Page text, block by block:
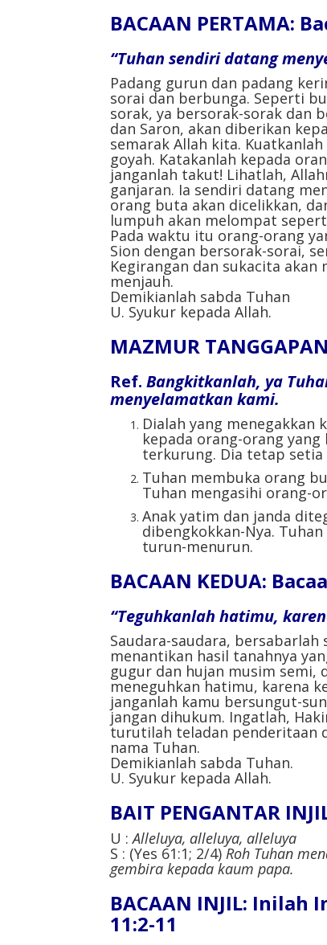
BACAAN PERTAMA:
“Tuhan sendiri datang
Padang gurun dan padang
sorai dan berbunga. Seperti
sorak, ya bersorak-sorak dan
dan Saron, akan diberikan
semarak Allah kita.
goyah. Katakanlah kepada
janganlah takut! Lihatlah,
ganjaran. Ia sendiri datang
orang buta akan dicelikkan,
lumpuh akan melompat
Pada waktu itu orang-orang
Sion dengan bersorak-sorai,
Kegirangan dan sukacita akan
menjauh.
Demikianlah sabda Tuhan
U. Syukur kepada Allah.
MAZMUR
Ref. Bangkitkanlah, ya
menyelamatkan kami.
Dialah yang
kepada orang-orang
terkurung. Dia tetap setia
Tuhan membuka orang
Tuhan mengasihi orang-
Anak yatim dan janda
dibengkokkan-Nya.
turun-menurun.
BACAAN KEDUA:
“Teguhkanlah hatimu,
Saudara-saudara,
menantikan hasil tanahnya
gugur dan hujan musim semi,
meneguhkan hatimu, karena
janganlah kamu bersungut-
jangan dihukum. Ingatlah,
turutilah teladan penderitaan
nama Tuhan.
Demikianlah sabda Tuhan.
U. Syukur kepada Allah.
BAIT PENGANTAR
U :Alleluya, alleluya, alleluya
S : (Yes 61:1; 2/4)Roh Tuhan
gembira kepada kaum papa.
BACAAN INJIL:
11:2-11